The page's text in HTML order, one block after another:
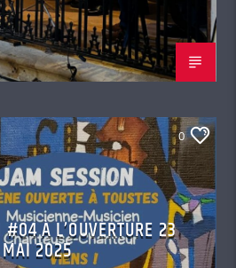
0
#04 À L’OUVERTURE 23
MAI 2025